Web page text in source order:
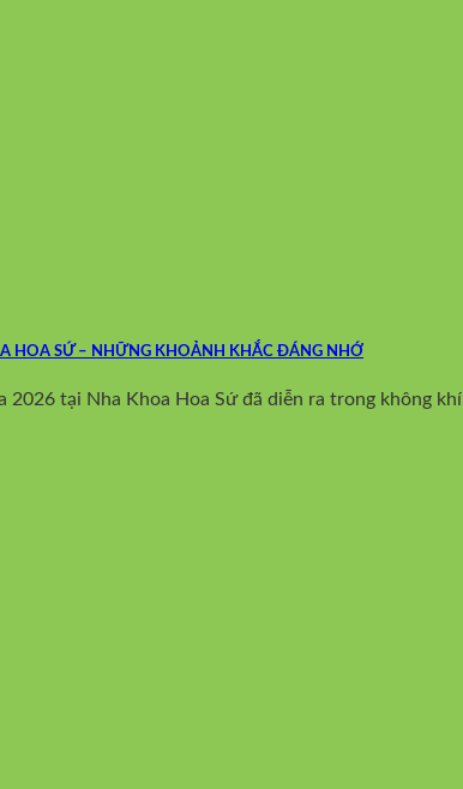
HOA SỨ – NHỮNG KHOẢNH KHẮC ĐÁNG NHỚ
tại Nha Khoa Hoa Sứ đã diễn ra trong không